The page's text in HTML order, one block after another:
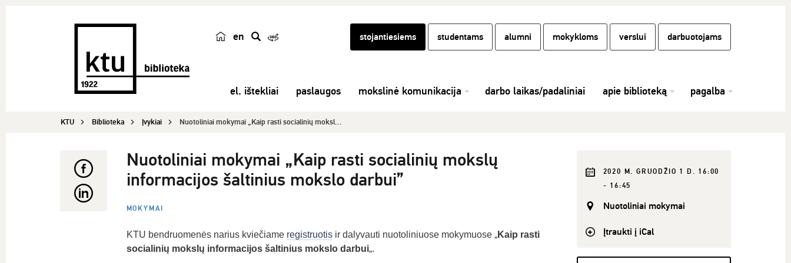
en
e
k
stojantiesiems studentams alumni mokykloms verslui darbuotojams
el. ištekliai paslaugos mokslinė komunikacija darbo laikas/padaliniai apie biblioteką pagalba
KTU Biblioteka Įvykiai Nuotoliniai mokymai „Kaip rasti socialinių moksl...
Nuotoliniai mokymai „Kaip rasti socialinių mokslų
informacijos šaltinius mokslo darbui”
MOKYMAI
KTU bendruomenės narius kviečiame registruotisir dalyvauti nuotoliniuose mokymuose „Kaip rasti
socialinių mokslų informacijos šaltinius mokslo darbui„.
2020 M. GRUODŽIO 1 D. 16:00
- 16:45
Nuotoliniai mokymai
Įtraukti į iCal